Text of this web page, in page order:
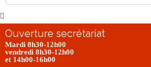
Ouverture secrétariat
Mardi 8h30-12h00
vendredi 8h30-12h00
et 14h00-16h00